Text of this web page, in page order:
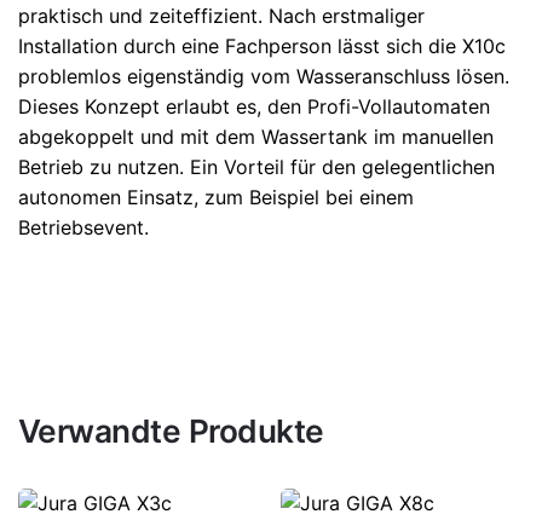
praktisch und zeiteffizient. Nach erstmaliger
Installation durch eine Fachperson lässt sich die X10c
problemlos eigenständig vom Wasseranschluss lösen.
Dieses Konzept erlaubt es, den Profi-Vollautomaten
abgekoppelt und mit dem Wassertank im manuellen
Betrieb zu nutzen. Ein Vorteil für den gelegentlichen
autonomen Einsatz, zum Beispiel bei einem
Betriebsevent.
Verwandte Produkte